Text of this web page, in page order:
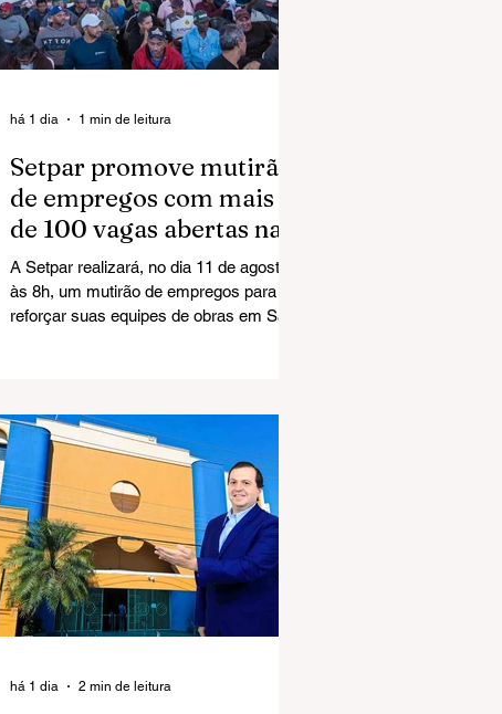
Setpar promove mutirão
de empregos com mais
de 100 vagas abertas na
região norte em São José
do Rio Preto
A Setpar realizará, no dia 11 de agosto,
às 8h, um mutirão de empregos para
reforçar suas equipes de obras em São
há 1 dia 1 min de leitura
há 1 dia 2 min de leitura